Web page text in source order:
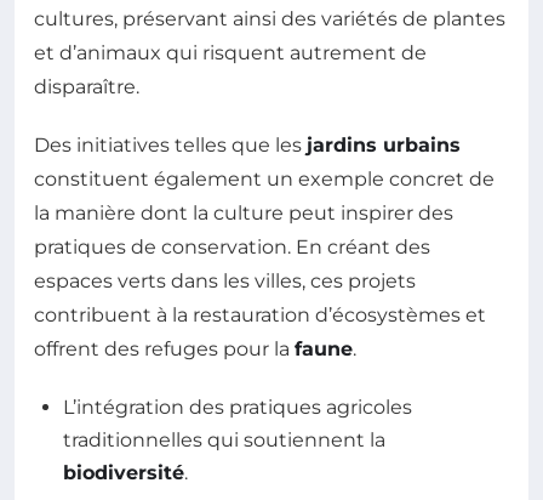
cultures, préservant ainsi des variétés de plantes
et d’animaux qui risquent autrement de
disparaître.
Des initiatives telles que les jardins urbains
constituent également un exemple concret de
la manière dont la culture peut inspirer des
pratiques de conservation. En créant des
espaces verts dans les villes, ces projets
contribuent à la restauration d’écosystèmes et
offrent des refuges pour la faune.
L’intégration des pratiques agricoles
traditionnelles qui soutiennent la
biodiversité.